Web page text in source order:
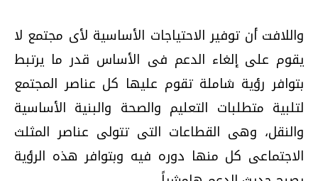
واللافت أن توفير الاحتياجات الأساسية لأى مجتمع لا
يقوم على إلغاء الدعم فى الأساس قدر ما يرتبط
بتوافر رؤية شاملة تقوم عليها كل عناصر المجتمع
لتلبية متطلبات التعليم والصحة والبنية الأساسية
والنقل، وهى القطاعات التى تتولى عناصر المثلث
الاجتماعى كل منها دوره فيه وبتوافر هذه الرؤية